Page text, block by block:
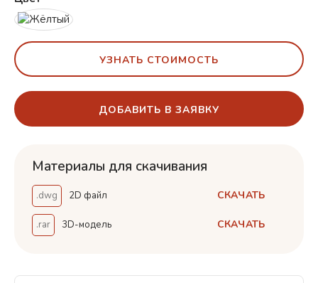
УЗНАТЬ СТОИМОСТЬ
ДОБАВИТЬ В ЗАЯВКУ
Материалы для скачивания
.dwg 2D файл СКАЧАТЬ
.rar 3D-модель СКАЧАТЬ